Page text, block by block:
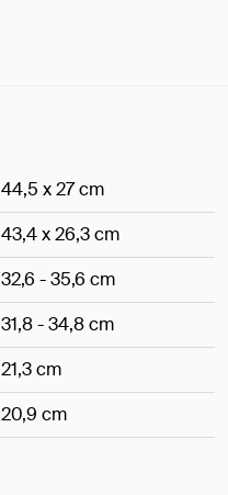
44,5 x 27 cm
43,4 x 26,3 cm
32,6 - 35,6 cm
31,8 - 34,8 cm
21,3 cm
20,9 cm